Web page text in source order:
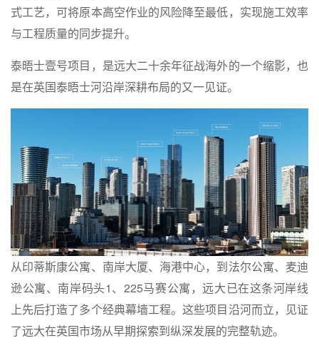
式工艺，可将原本高空作业的风险降至最低，实现施工效率
与工程质量的同步提升。
泰晤士壹号项目，是远大二十余年征战海外的一个缩影，也
是在英国泰晤士河沿岸深耕布局的又一见证。
从印蒂斯康公寓、 南岸大厦、海港中心，到法尔公寓、麦迪
逊公寓、南岸码头1、225马赛公寓，远大已在这条河岸线
上先后打造了多个经典幕墙工程。这些项目沿河而立，见证
了远大在英国市场从早期探索到纵深发展的完整轨迹。